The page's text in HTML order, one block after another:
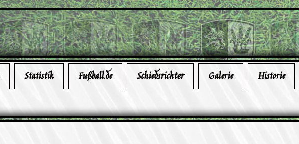
Statistik Fußball.de Schiedsrichter Galerie Historie